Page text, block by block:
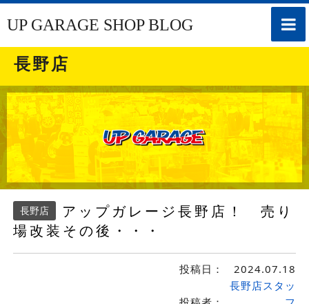
toggle
UP GARAGE SHOP BLOG
長野店
長野店
アップガレージ長野店！ 売り
場改装その後・・・
投稿日： 2024.07.18
長野店スタッ